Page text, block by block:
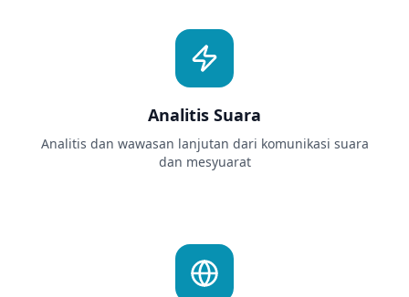
Analitis Suara
Analitis dan wawasan lanjutan dari komunikasi suara
dan mesyuarat